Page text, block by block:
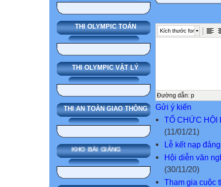
THI OLYMPIC TOÁN
THI OLYMPIC VẬT LÝ
THI AN TOÀN GIAO THÔNG
KHO BÀI GIẢNG
Kích thước font
Đường dẫn: p
Gửi ý kiến
TỔ CHỨC HỘI
(11/01/21)
Lễ kết nạp
Hội diễn văn
(30/11/20)
Tham gia cuộc